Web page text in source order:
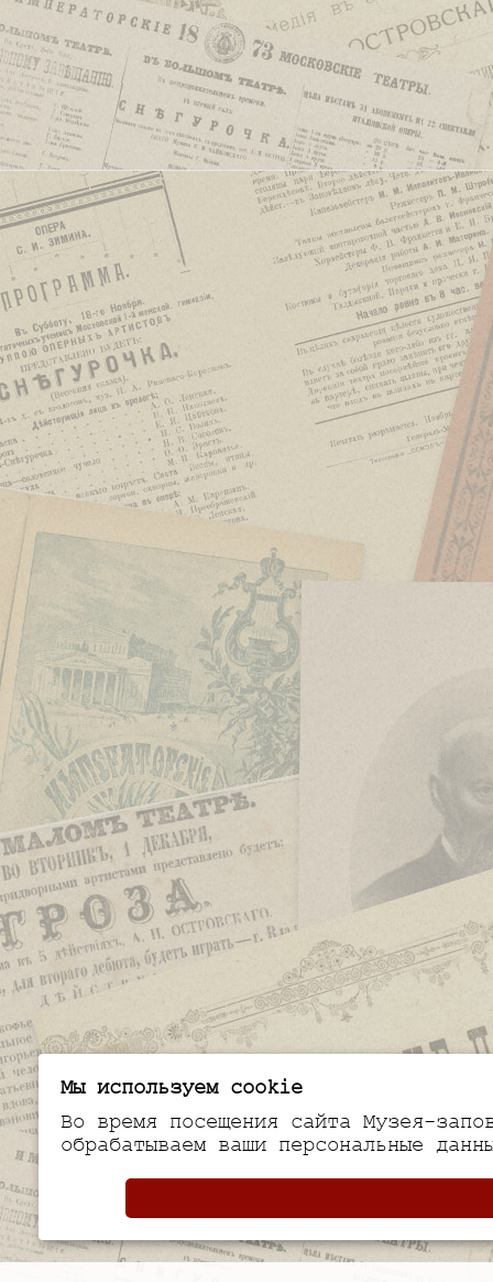
Мы используем cookie
Во время посещения сайта Музея-
обрабатываем ваши персональные